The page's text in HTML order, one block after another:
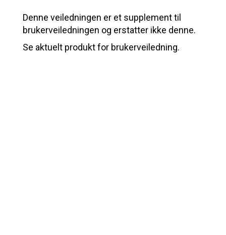
Denne veiledningen er et supplement til
brukerveiledningen og erstatter ikke denne.
Se aktuelt produkt for brukerveiledning.